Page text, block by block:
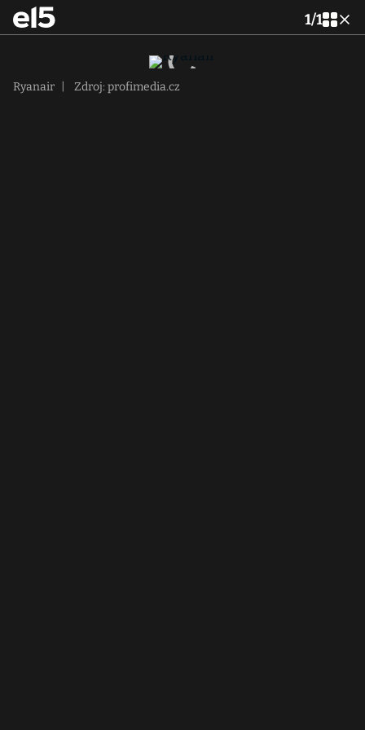
1/1
Ryanair Zdroj: profimedia.cz